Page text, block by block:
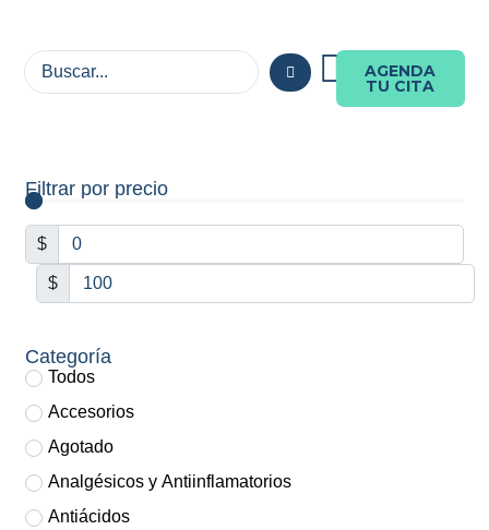
AGENDA
TU CITA
Filtrar por precio
$
$
Categoría
Todos
Accesorios
Agotado
Analgésicos y Antiinflamatorios
Antiácidos